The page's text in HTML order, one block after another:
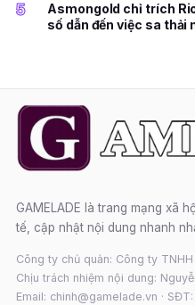
5
Asmongold chỉ trích
số dẫn đến việc sa thải
GAMELADE là trang mạng xã
tế, cập nhật nội dung nhanh
Công ty chủ quản: Công ty
Chịu trách nhiệm nội dung:
Email: chinh@gamelade.vn ·